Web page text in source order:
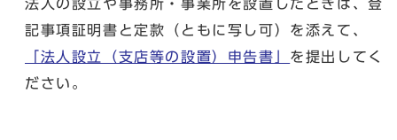
法人の設立や事務所・事業所を設置したときは、登
記事項証明書と定款（ともに写し可）を添えて、
「法人設立（支店等の設置）申告書」 を提出してく
ださい。